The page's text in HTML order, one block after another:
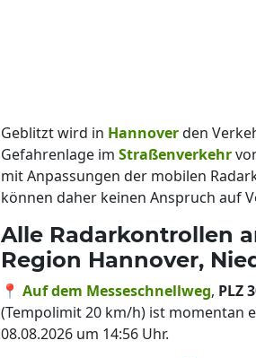
Geblitzt wird in Hannoverden
Gefahrenlage im Straßenverkehr
mit Anpassungen der mobilen
können daher keinen Anspruch auf
Alle Radarkontrollen
Region Hannover,
📍 Auf dem Messeschnellweg, PLZ
(Tempolimit 20 km/h) ist momentan
08.08.2026 um 14:56 Uhr.